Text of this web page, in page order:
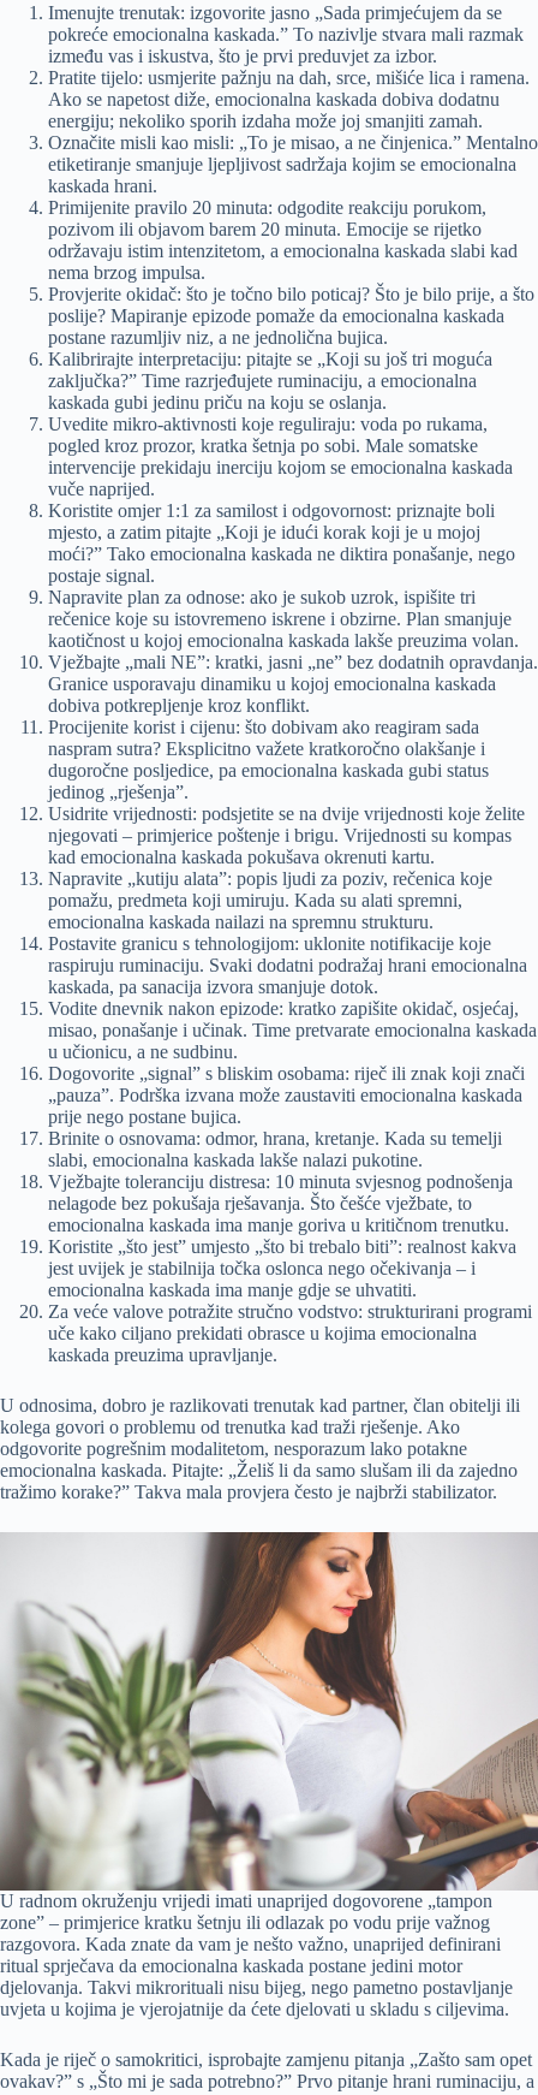
Imenujte trenutak: izgovorite jasno „Sada primjećujem da se
pokreće emocionalna kaskada.” To nazivlje stvara mali razmak
između vas i iskustva, što je prvi preduvjet za izbor.
Pratite tijelo: usmjerite pažnju na dah, srce, mišiće lica i ramena.
Ako se napetost diže, emocionalna kaskada dobiva dodatnu
energiju; nekoliko sporih izdaha može joj smanjiti zamah.
Označite misli kao misli: „To je misao, a ne činjenica.” Mentalno
etiketiranje smanjuje ljepljivost sadržaja kojim se emocionalna
kaskada hrani.
Primijenite pravilo 20 minuta: odgodite reakciju porukom,
pozivom ili objavom barem 20 minuta. Emocije se rijetko
održavaju istim intenzitetom, a emocionalna kaskada slabi kad
nema brzog impulsa.
Provjerite okidač: što je točno bilo poticaj? Što je bilo prije, a što
poslije? Mapiranje epizode pomaže da emocionalna kaskada
postane razumljiv niz, a ne jednolična bujica.
Kalibrirajte interpretaciju: pitajte se „Koji su još tri moguća
zaključka?” Time razrjeđujete ruminaciju, a emocionalna
kaskada gubi jedinu priču na koju se oslanja.
Uvedite mikro-aktivnosti koje reguliraju: voda po rukama,
pogled kroz prozor, kratka šetnja po sobi. Male somatske
intervencije prekidaju inerciju kojom se emocionalna kaskada
vuče naprijed.
Koristite omjer 1:1 za samilost i odgovornost: priznajte boli
mjesto, a zatim pitajte „Koji je idući korak koji je u mojoj
moći?” Tako emocionalna kaskada ne diktira ponašanje, nego
postaje signal.
Napravite plan za odnose: ako je sukob uzrok, ispišite tri
rečenice koje su istovremeno iskrene i obzirne. Plan smanjuje
kaotičnost u kojoj emocionalna kaskada lakše preuzima volan.
Vježbajte „mali NE”: kratki, jasni „ne” bez dodatnih opravdanja.
Granice usporavaju dinamiku u kojoj emocionalna kaskada
dobiva potkrepljenje kroz konflikt.
Procijenite korist i cijenu: što dobivam ako reagiram sada
naspram sutra? Eksplicitno važete kratkoročno olakšanje i
dugoročne posljedice, pa emocionalna kaskada gubi status
jedinog „rješenja”.
Usidrite vrijednosti: podsjetite se na dvije vrijednosti koje želite
njegovati – primjerice poštenje i brigu. Vrijednosti su kompas
kad emocionalna kaskada pokušava okrenuti kartu.
Napravite „kutiju alata”: popis ljudi za poziv, rečenica koje
pomažu, predmeta koji umiruju. Kada su alati spremni,
emocionalna kaskada nailazi na spremnu strukturu.
Postavite granicu s tehnologijom: uklonite notifikacije koje
raspiruju ruminaciju. Svaki dodatni podražaj hrani emocionalna
kaskada, pa sanacija izvora smanjuje dotok.
Vodite dnevnik nakon epizode: kratko zapišite okidač, osjećaj,
misao, ponašanje i učinak. Time pretvarate emocionalna kaskada
u učionicu, a ne sudbinu.
Dogovorite „signal” s bliskim osobama: riječ ili znak koji znači
„pauza”. Podrška izvana može zaustaviti emocionalna kaskada
prije nego postane bujica.
Brinite o osnovama: odmor, hrana, kretanje. Kada su temelji
slabi, emocionalna kaskada lakše nalazi pukotine.
Vježbajte toleranciju distresa: 10 minuta svjesnog podnošenja
nelagode bez pokušaja rješavanja. Što češće vježbate, to
emocionalna kaskada ima manje goriva u kritičnom trenutku.
Koristite „što jest” umjesto „što bi trebalo biti”: realnost kakva
jest uvijek je stabilnija točka oslonca nego očekivanja – i
emocionalna kaskada ima manje gdje se uhvatiti.
Za veće valove potražite stručno vodstvo: strukturirani programi
uče kako ciljano prekidati obrasce u kojima emocionalna
kaskada preuzima upravljanje.
U odnosima, dobro je razlikovati trenutak kad partner, član obitelji ili
kolega govori o problemu od trenutka kad traži rješenje. Ako
odgovorite pogrešnim modalitetom, nesporazum lako potakne
emocionalna kaskada. Pitajte: „Želiš li da samo slušam ili da zajedno
tražimo korake?” Takva mala provjera često je najbrži stabilizator.
U radnom okruženju vrijedi imati unaprijed dogovorene „tampon
zone” – primjerice kratku šetnju ili odlazak po vodu prije važnog
razgovora. Kada znate da vam je nešto važno, unaprijed definirani
ritual sprječava da emocionalna kaskada postane jedini motor
djelovanja. Takvi mikrorituali nisu bijeg, nego pametno postavljanje
uvjeta u kojima je vjerojatnije da ćete djelovati u skladu s ciljevima.
Kada je riječ o samokritici, isprobajte zamjenu pitanja „Zašto sam opet
ovakav?” s „Što mi je sada potrebno?” Prvo pitanje hrani ruminaciju, a